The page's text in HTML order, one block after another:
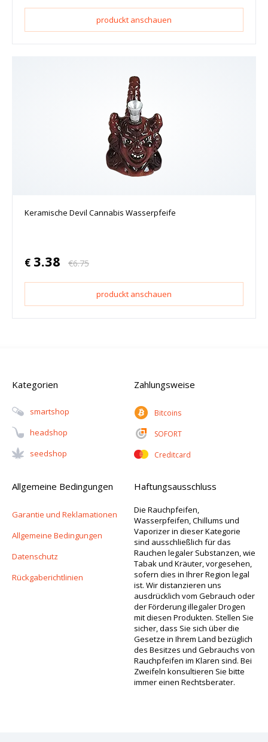
produckt anschauen
Keramische Devil Cannabis Wasserpfeife
€ 3.38 €6.75
produckt anschauen
Kategorien
Smartshop
Headshop
Seedshop
Zahlungsweise
Bitcoins
SOFORT
Creditcard
Allgemeine Bedingungen
Garantie und Reklamationen
Allgemeine Bedingungen
Datenschutz
Rückgaberichtlinien
Haftungsausschluss
Die Rauchpfeifen,
Wasserpfeifen, Chillums und
Vaporizer in dieser Kategorie
sind ausschließlich für das
Rauchen legaler Substanzen, wie
Tabak und Kräuter, vorgesehen,
sofern dies in Ihrer Region legal
ist. Wir distanzieren uns
ausdrücklich vom Gebrauch oder
der Förderung illegaler Drogen
mit diesen Produkten. Stellen Sie
sicher, dass Sie sich über die
Gesetze in Ihrem Land bezüglich
des Besitzes und Gebrauchs von
Rauchpfeifen im Klaren sind. Bei
Zweifeln konsultieren Sie bitte
immer einen Rechtsberater.